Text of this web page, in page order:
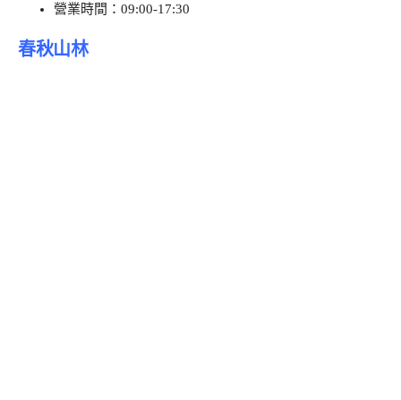
營業時間：09:00-17:30
春秋山林